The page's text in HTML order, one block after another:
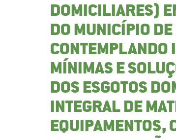
DOMICILIARES)
DO MUNICÍPIO
CONTEMPLANDO
MÍNIMAS E
DOS ESGOTOS
INTEGRAL DE
EQUIPAMENTOS,